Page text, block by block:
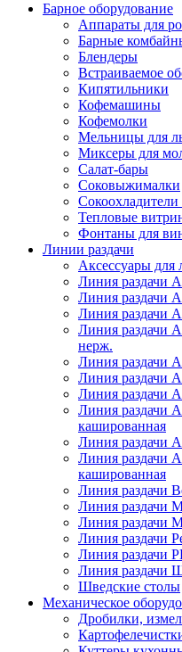
Барное оборудование
Аппараты для
Барные
Блендеры
Встраиваемое
Кипятильники
Кофемашины
Кофемолки
Мельницы для
Миксеры для
Салат-бары
Соковыжималки
Тепловые
Фонтаны для
Линии раздачи
Аксессуары для
Линия раздачи
Линия раздачи
Линия раздачи
Линия раздачи
нерж.
Линия раздачи
Линия раздачи
Линия раздачи
Линия раздачи
кашированная
Линия раздачи
Линия раздачи
кашированная
Линия раздачи
Линия раздачи
Линия
Линия раздачи
Линия раздачи
Линия раздачи
Шведские столы
Механическое
Дробилки,